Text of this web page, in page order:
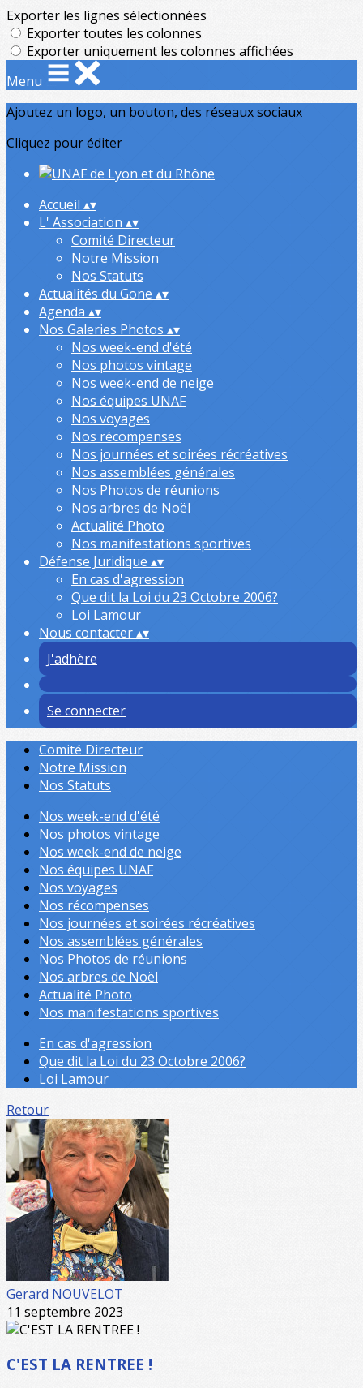
Exporter les lignes sélectionnées
Exporter toutes les colonnes
Exporter uniquement les colonnes affichées
Menu
Ajoutez un logo, un bouton, des réseaux sociaux
Cliquez pour éditer
Accueil ▴▾
L' Association ▴▾
Comité Directeur
Notre Mission
Nos Statuts
Actualités du Gone ▴▾
Agenda ▴▾
Nos Galeries Photos ▴▾
Nos week-end d'été
Nos photos vintage
Nos week-end de neige
Nos équipes UNAF
Nos voyages
Nos récompenses
Nos journées et soirées récréatives
Nos assemblées générales
Nos Photos de réunions
Nos arbres de Noël
Actualité Photo
Nos manifestations sportives
Défense Juridique ▴▾
En cas d'agression
Que dit la Loi du 23 Octobre 2006?
Loi Lamour
Nous contacter▴▾
J'adhère
Se connecter
Comité Directeur
Notre Mission
Nos Statuts
Nos week-end d'été
Nos photos vintage
Nos week-end de neige
Nos équipes UNAF
Nos voyages
Nos récompenses
Nos journées et soirées récréatives
Nos assemblées générales
Nos Photos de réunions
Nos arbres de Noël
Actualité Photo
Nos manifestations sportives
En cas d'agression
Que dit la Loi du 23 Octobre 2006?
Loi Lamour
Retour
Gerard NOUVELOT
11 septembre 2023
C'EST LA RENTREE !